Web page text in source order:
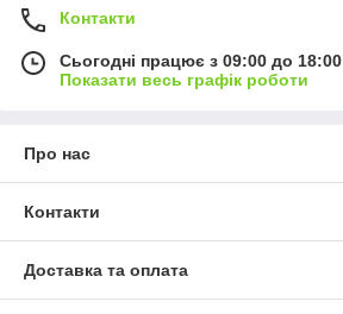
Контакти
Сьогодні працює з 09:00 до 18:00
Показати весь графік роботи
Про нас
Контакти
Доставка та оплата